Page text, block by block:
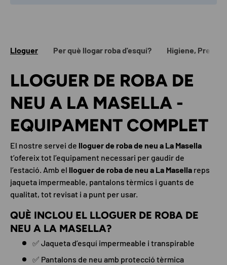
Lloguer Per què llogar roba d'esquí? Higiene, Preu i
LLOGUER DE ROBA DE
NEU A LA MASELLA -
EQUIPAMENT COMPLET
El nostre servei de lloguer de roba de neu a La Masella
t’ofereix tot l’equipament necessari per gaudir de
l’estació. Amb el lloguer de roba de neu a La Masella reps
jaqueta impermeable, pantalons tèrmics i guants de
qualitat, tot revisat i a punt per usar.
QUÈ INCLOU EL LLOGUER DE ROBA DE
NEU A LA MASELLA?
✅ Jaqueta d’esquí impermeable i transpirable
✅ Pantalons de neu amb protecció tèrmica